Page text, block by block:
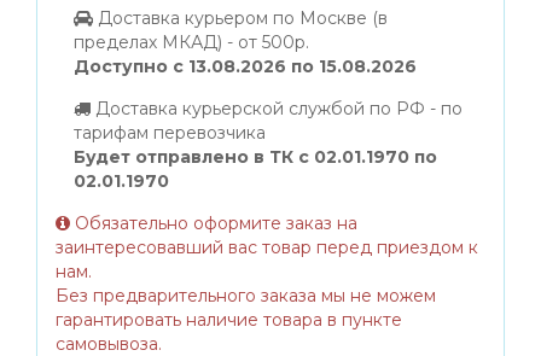
Доставка курьером по Москве (в
пределах МКАД) - от 500р.
Доступно с 13.08.2026 по 15.08.2026
Доставка курьерской службой по РФ - по
тарифам перевозчика
Будет отправлено в ТК с 02.01.1970 по
02.01.1970
Обязательно оформите заказ на
заинтересовавший вас товар перед приездом к
нам.
Без предварительного заказа мы не можем
гарантировать наличие товара в пункте
самовывоза.